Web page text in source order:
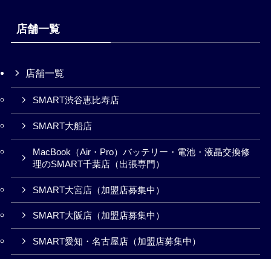
店舗一覧
店舗一覧
SMART渋谷恵比寿店
SMART大船店
MacBook（Air・Pro）バッテリー・電池・液晶交換修
理のSMART千葉店（出張専門）
SMART大宮店（加盟店募集中）
SMART大阪店（加盟店募集中）
SMART愛知・名古屋店（加盟店募集中）